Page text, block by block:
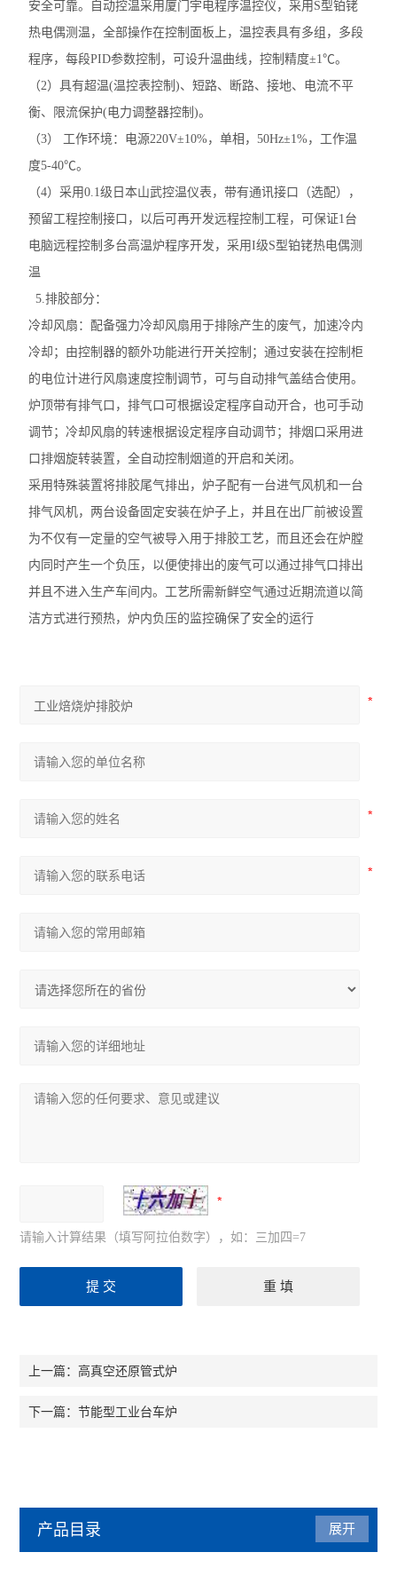
安全可靠。自动控温采用厦门宇电程序温控仪，采用S型铂铑
热电偶测温，全部操作在控制面板上，温控表具有多组，多段
程序，每段PID参数控制，可设升温曲线，控制精度±1℃。
（2）具有超温(温控表控制)、短路、断路、接地、电流不平
衡、限流保护(电力调整器控制)。
（3） 工作环境：电源220V±10%，单相，50Hz±1%，工作温
度5-40℃。
（4）采用0.1级日本山武控温仪表，带有通讯接口（选配），
预留工程控制接口，以后可再开发远程控制工程，可保证1台
电脑远程控制多台高温炉程序开发，采用I级S型铂铑热电偶测
温
5.排胶部分：
冷却风扇：配备强力冷却风扇用于排除产生的废气，加速冷内
冷却；由控制器的额外功能进行开关控制；通过安装在控制柜
的电位计进行风扇速度控制调节，可与自动排气盖结合使用。
炉顶带有排气口，排气口可根据设定程序自动开合，也可手动
调节；冷却风扇的转速根据设定程序自动调节；排烟口采用进
口排烟旋转装置，全自动控制烟道的开启和关闭。
采用特殊装置将排胶尾气排出，炉子配有一台进气风机和一台
排气风机，两台设备固定安装在炉子上，并且在出厂前被设置
为不仅有一定量的空气被导入用于排胶工艺，而且还会在炉膛
内同时产生一个负压，以便使排出的废气可以通过排气口排出
并且不进入生产车间内。工艺所需新鲜空气通过近期流道以简
洁方式进行预热，炉内负压的监控确保了安全的运行
请输入计算结果（填写阿拉伯数字），如：三加四=7
上一篇： 高真空还原管式炉
下一篇：节能型工业台车炉
产品目录 展开